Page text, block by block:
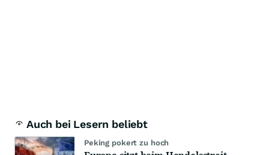
Auch bei Lesern beliebt
Peking pokert zu hoch